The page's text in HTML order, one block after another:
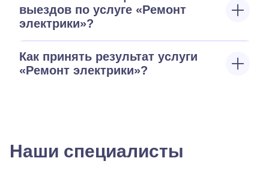
выездов по услуге «Ремонт
электрики»?
Как принять результат услуги
«Ремонт электрики»?
Наши специалисты